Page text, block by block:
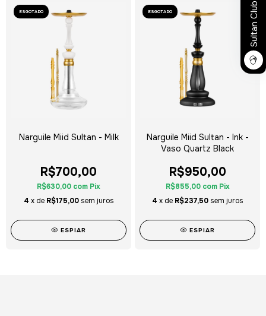
ESGOTADO
Narguile Miid Sultan - Milk
R$700,00
R$630,00 com Pix
4 x de R$175,00 sem juros
ESPIAR
ESGOTADO
Narguile Miid Sultan - Ink -
Vaso Quartz Black
R$950,00
R$855,00 com Pix
4 x de R$237,50 sem juros
ESPIAR
Sultan Club